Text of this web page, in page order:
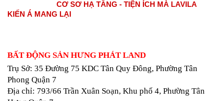
CƠ SƠ HẠ TẦNG - TIỆN ÍCH MÀ LAVILA
KIẾN Á MANG LẠI
BẤT ĐỘNG SẢN HƯNG PHÁT LAND
Trụ Sở: 35 Đường 75 KDC Tân Quy Đông, Phường Tân
Phong Quận 7
Địa chỉ: 793/66 Trần Xuân Soạn, Khu phố 4, Phường Tân